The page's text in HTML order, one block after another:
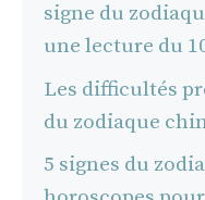
signe du
une lecture du
Les difficultés
du zodiaque
5 signes du